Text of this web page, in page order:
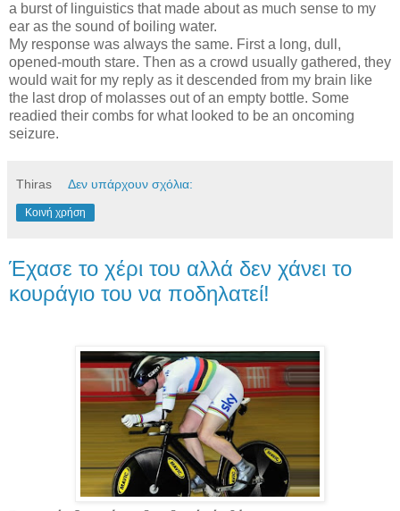
a burst of linguistics that made about as much sense to my
ear as the sound of boiling water.
My response was always the same. First a long, dull,
opened-mouth stare. Then as a crowd usually gathered, they
would wait for my reply as it descended from my brain like
the last drop of molasses out of an empty bottle. Some
readied their combs for what looked to be an oncoming
seizure.
Thiras Δεν υπάρχουν σχόλια:
Κοινή χρήση
Έχασε το χέρι του αλλά δεν χάνει το
κουράγιο του να ποδηλατεί!